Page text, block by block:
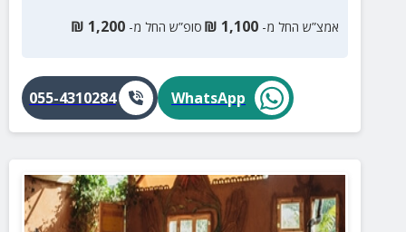
אמצ”ש החל מ- 1,100
₪ סופ”ש החל מ- 1,200
₪
WhatsApp
055-4310284